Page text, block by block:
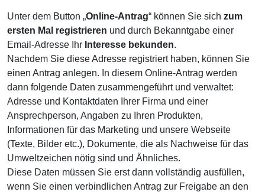
Unter dem Button „Online-Antrag“ können Sie sich zum
ersten Mal registrieren und durch Bekanntgabe einer
Email-Adresse Ihr Interesse bekunden.
Nachdem Sie diese Adresse registriert haben, können Sie
einen Antrag anlegen. In diesem Online-Antrag werden
dann folgende Daten zusammengeführt und verwaltet:
Adresse und Kontaktdaten Ihrer Firma und einer
Ansprechperson, Angaben zu Ihren Produkten,
Informationen für das Marketing und unsere Webseite
(Texte, Bilder etc.), Dokumente, die als Nachweise für das
Umweltzeichen nötig sind und Ähnliches.
Diese Daten müssen Sie erst dann vollständig ausfüllen,
wenn Sie einen verbindlichen Antrag zur Freigabe an den